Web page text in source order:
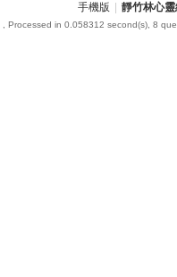
手機版 靜竹林心
, Processed in 0.058312 second(s), 8